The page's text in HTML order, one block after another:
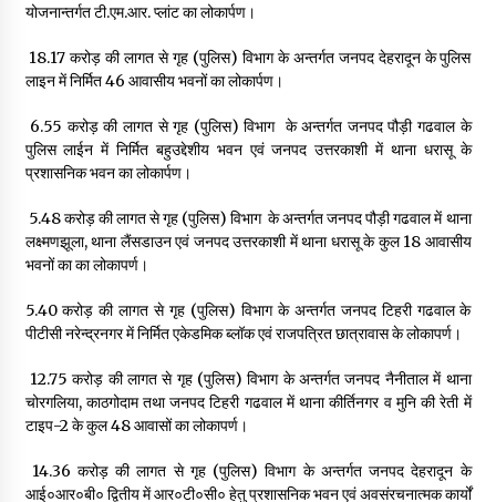
योजनान्तर्गत टी.एम.आर. प्लांट का लोकार्पण।
₹ 18.17 करोड़ की लागत से गृह (पुलिस) विभाग के अन्तर्गत जनपद देहरादून के पुलिस
लाइन में निर्मित 46 आवासीय भवनों का लोकार्पण।
₹ 6.55 करोड़ की लागत से गृह (पुलिस) विभाग के अन्तर्गत जनपद पौड़ी गढवाल के
पुलिस लाईन में निर्मित बहुउद्देशीय भवन एवं जनपद उत्तरकाशी में थाना धरासू के
प्रशासनिक भवन का लोकार्पण।
₹ 5.48 करोड़ की लागत से गृह (पुलिस) विभाग के अन्तर्गत जनपद पौड़ी गढवाल में थाना
लक्ष्मणझूला, थाना लैंसडाउन एवं जनपद उत्तरकाशी में थाना धरासू के कुल 18 आवासीय
भवनों का का लोकापर्ण।
₹5.40 करोड़ की लागत से गृह (पुलिस) विभाग के अन्तर्गत जनपद टिहरी गढवाल के
पीटीसी नरेन्द्रनगर में निर्मित एकेडमिक ब्लॉक एवं राजपत्रित छात्रावास के लोकापर्ण।
₹ 12.75 करोड़ की लागत से गृह (पुलिस) विभाग के अन्तर्गत जनपद नैनीताल में थाना
चोरगलिया, काठगोदाम तथा जनपद टिहरी गढवाल में थाना कीर्तिनगर व मुनि की रेती में
टाइप-2 के कुल 48 आवासों का लोकापर्ण।
₹ 14.36 करोड़ की लागत से गृह (पुलिस) विभाग के अन्तर्गत जनपद देहरादून के
आई०आर०बी० द्वितीय में आर०टी०सी० हेतु प्रशासनिक भवन एवं अवसंरचनात्मक कार्यों